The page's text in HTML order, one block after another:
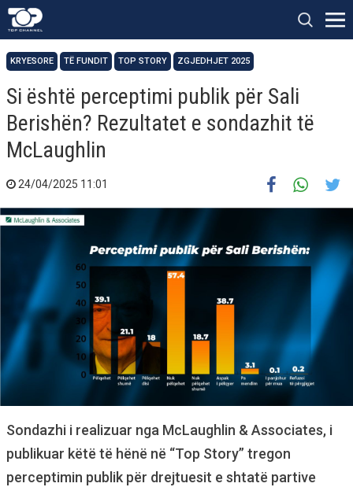
KRYESORE TË FUNDIT TOP STORY ZGJEDHJET 2025
Si është perceptimi publik për Sali
Berishën? Rezultatet e sondazhit të
McLaughlin
24/04/2025 11:01
Sondazhi i realizuar nga McLaughlin & Associates, i
publikuar këtë të hënë në “Top Story” tregon
perceptimin publik për drejtuesit e shtatë partive